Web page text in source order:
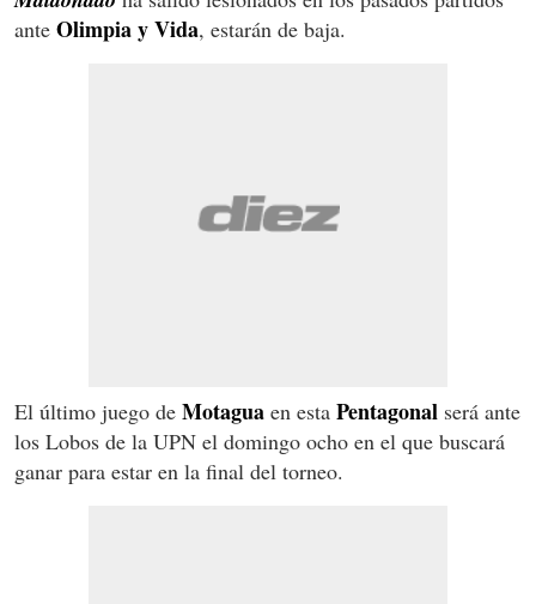
ante Olimpia y Vida, estarán de baja.
El último juego de Motagua en esta Pentagonal será ante
los Lobos de la UPN el domingo ocho en el que buscará
ganar para estar en la final del torneo.